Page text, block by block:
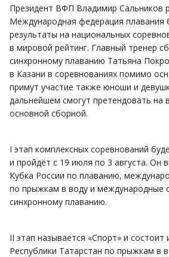
Президент ВФП Владимир Сальников
Международная федерация плавания
результаты на национальных
в мировой рейтинг. Главный тренер
синхронному плаванию Татьяна
в Казани в соревнованиях помимо
примут участие также юноши и
дальнейшем смогут претендовать на
основной сборной.
I этап комплексных соревнований
и пройдёт с 19 июля по 3 августа. Он
Кубка России по плаванию,
по прыжкам в воду и международные
синхронному плаванию.
II этап называется «Спорт» и состоит
Республики Татарстан по прыжкам в